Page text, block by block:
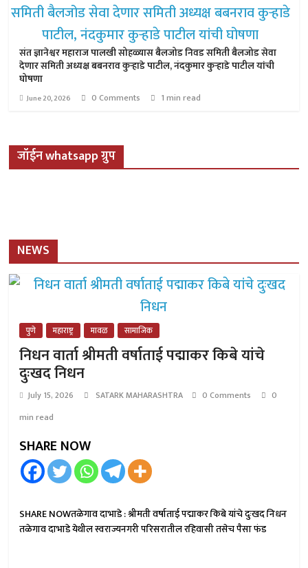
संत ज्ञानेश्वर महाराज पालखी सोहळ्यास बैलजोड निवड समिती बैलजोड सेवा
देणार समिती अध्यक्ष बबनराव कुऱ्हाडे पाटील, नंदकुमार कुऱ्हाडे पाटील यांची
घोषणा
June 20, 2026 0 Comments 1 min read
जॉईन whatsapp ग्रुप
NEWS
पुणे महाराष्ट्र मावळ सामाजिक
निधन वार्ता श्रीमती वर्षाताई पद्माकर किबे यांचे
दुःखद निधन
July 15, 2026 SATARK MAHARASHTRA 0 Comments
0
min read
SHARE NOW
SHARE NOWतळेगाव दाभाडे : श्रीमती वर्षाताई पद्माकर किबे यांचे दुःखद निधन
तळेगाव दाभाडे येथील स्वराज्यनगरी परिसरातील रहिवासी तसेच पैसा फंड